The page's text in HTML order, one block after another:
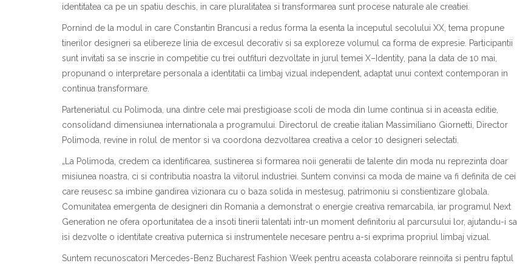
identitatea ca pe un spatiu deschis, in care pluralitatea si transformarea sunt procese naturale ale creatiei.
Pornind de la modul in care Constantin Brancusi a redus forma la esenta la inceputul secolului XX, tema propune
tinerilor designeri sa elibereze linia de excesul decorativ si sa exploreze volumul ca forma de expresie. Participantii
sunt invitati sa se inscrie in competitie cu trei outfituri dezvoltate in jurul temei X–Identity, pana la data de 10 mai,
propunand o interpretare personal a a identitatii ca limbaj vizual independent, adaptat unui context contemporan in
continua transformare.
Parteneriatul cu Polimoda, una dintre cele mai prestigioase scoli de moda din lume continua si in aceasta editie,
consolidand dimensiunea international a a programului. Directorul de creatie italian Massimiliano Giornetti, Director
Polimoda, revine in rolul de mentor si va coordona dezvoltarea creativa a celor 10 designeri selectati.
„ La Polimoda, credem ca identificarea, sustinerea si formarea noii generatii de talente din moda nu reprezinta doar
misiunea noastra , ci si contributia noastra la viitorul industriei. Suntem convinsi ca moda de maine va fi definita de cei
care reusesc sa imbine gandirea vizionara cu o baza solida in mestesug, patrimoniu si constientizare global a
Comunitatea emergenta de designeri din Romania a demonstrat o energie creativa remarcabil a , iar programul Next
Generation ne ofera oportunitatea de a insoti tinerii talentati intr-un moment definitoriu al parcursului lor, ajutandu-i sa
isi dezvolte o identitate creativa puternica si instrumentele necesare pentru a-si exprima propriul limbaj vizual.
Suntem recunoscatori Mercedes-Benz Bucharest Fashion Week pentru aceasta colaborare reinnoita si pentru faptul